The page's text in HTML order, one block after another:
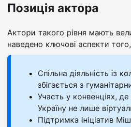
Позиція актора
Актори такого рівня мають
наведено ключові аспекти
Спільна діяльність із
збігається з
Участь у конвенціях,
Україну не лише
Підтримка ініціатив